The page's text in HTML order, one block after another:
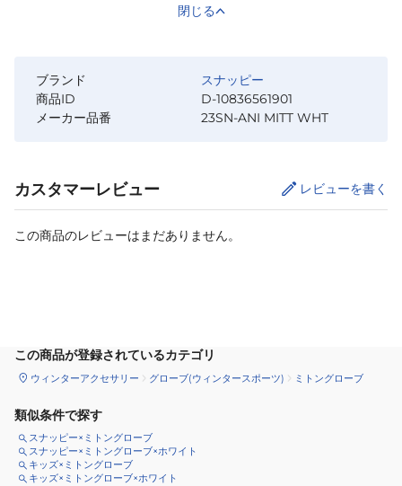
閉じる
ブランド
スナッピー
商品ID
D-10836561901
メーカー品番
23SN-ANI MITT WHT
カスタマーレビュー レビューを書く
この商品のレビューはまだありません。
この商品が登録されているカテゴリ
ウィンターアクセサリー グローブ(ウィンタースポーツ) ミトングローブ
類似条件で探す
スナッピー×ミトングローブ
スナッピー×ミトングローブ×ホワイト
キッズ×ミトングローブ
キッズ×ミトングローブ×ホワイト